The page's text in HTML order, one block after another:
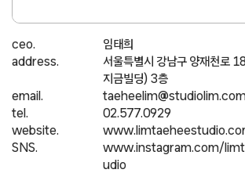
ceo.
임태희
address.
서울특별시 강남구 양재천로
지금빌딩) 3층
email.
tel.
02.577.0929
website.
SNS.
www.instagram.com/
udio